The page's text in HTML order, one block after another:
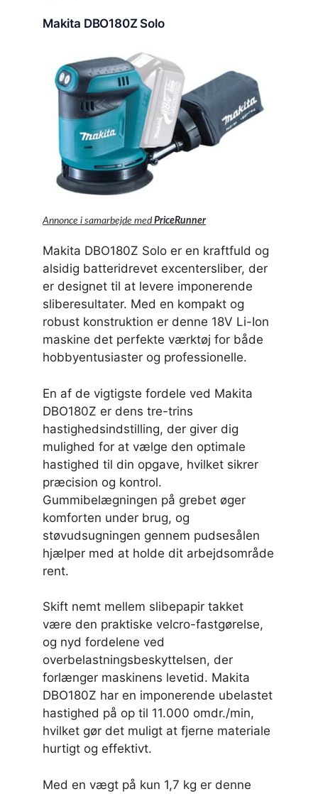
Makita DBO180Z Solo
Annonce i samarbejde med PriceRunner
Makita DBO180Z Solo er en kraftfuld og
alsidig batteridrevet excentersliber, der
er designet til at levere imponerende
sliberesultater. Med en kompakt og
robust konstruktion er denne 18V Li-Ion
maskine det perfekte værktøj for både
hobbyentusiaster og professionelle.
En af de vigtigste fordele ved Makita
DBO180Z er dens tre-trins
hastighedsindstilling, der giver dig
mulighed for at vælge den optimale
hastighed til din opgave, hvilket sikrer
præcision og kontrol.
Gummibelægningen på grebet øger
komforten under brug, og
støvudsugningen gennem pudsesålen
hjælper med at holde dit arbejdsområde
rent.
Skift nemt mellem slibepapir takket
være den praktiske velcro-fastgørelse,
og nyd fordelene ved
overbelastningsbeskyttelsen, der
forlænger maskinens levetid. Makita
DBO180Z har en imponerende ubelastet
hastighed på op til 11.000 omdr./min,
hvilket gør det muligt at fjerne materiale
hurtigt og effektivt.
Med en vægt på kun 1,7 kg er denne